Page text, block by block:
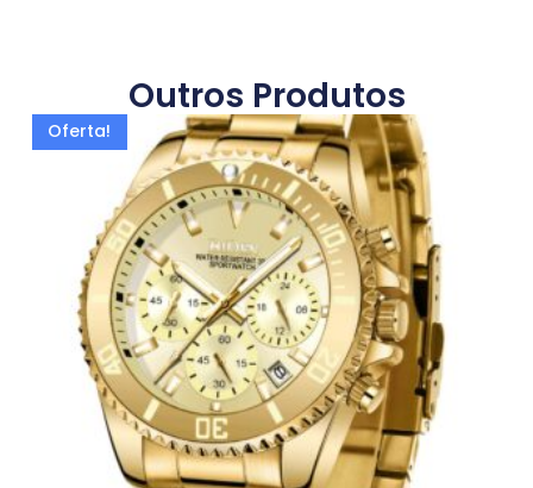
Outros Produtos
Oferta!